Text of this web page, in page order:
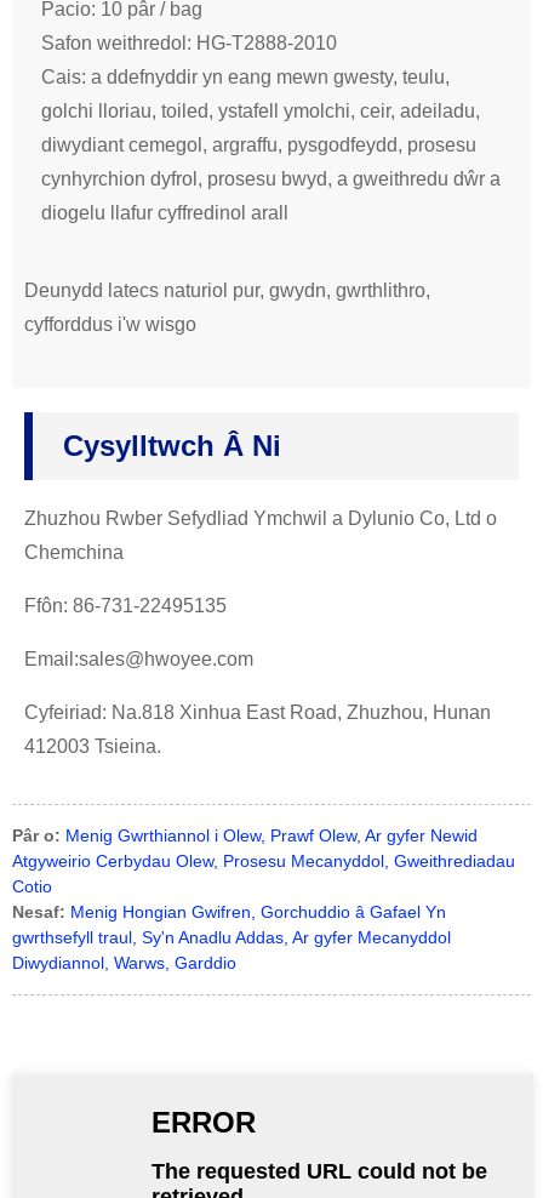
Pacio: 10 pâr / bag
Safon weithredol: HG-T2888-2010
Cais: a ddefnyddir yn eang mewn gwesty, teulu,
golchi lloriau, toiled, ystafell ymolchi, ceir, adeiladu,
diwydiant cemegol, argraffu, pysgodfeydd, prosesu
cynhyrchion dyfrol, prosesu bwyd, a gweithredu dŵr a
diogelu llafur cyffredinol arall
Deunydd latecs naturiol pur, gwydn, gwrthlithro,
cyfforddus i'w wisgo
Cysylltwch Â Ni
Zhuzhou Rwber Sefydliad Ymchwil a Dylunio Co, Ltd o
Chemchina
Ffôn: 86-731-22495135
Email:sales@hwoyee.com
Cyfeiriad: Na.818 Xinhua East Road, Zhuzhou, Hunan
412003 Tsieina.
Pâr o: Menig Gwrthiannol i Olew, Prawf Olew, Ar gyfer Newid
Atgyweirio Cerbydau Olew, Prosesu Mecanyddol, Gweithrediadau
Cotio
Nesaf: Menig Hongian Gwifren, Gorchuddio â Gafael Yn
gwrthsefyll traul, Sy'n Anadlu Addas, Ar gyfer Mecanyddol
Diwydiannol, Warws, Garddio